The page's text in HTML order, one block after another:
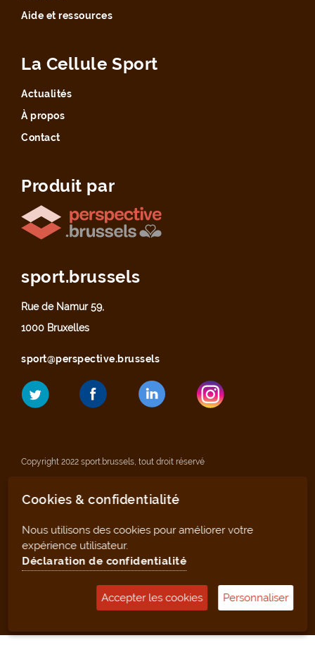
Aide et ressources
La Cellule Sport
Actualités
À propos
Contact
Produit par
sport.brussels
Rue de Namur 59,
1000 Bruxelles
sport@perspective.brussels
Copyright 2022 sport.brussels, tout droit réservé
Mentions légales
Déclaration de confidentialité
Plan du site
Outil de gestion (pour les clubs et infrastructures)
Cookies & confidentialité
Nous utilisons des cookies pour améliorer votre
expérience utilisateur.
Déclaration de confidentialité
Accepter les cookies Personnaliser